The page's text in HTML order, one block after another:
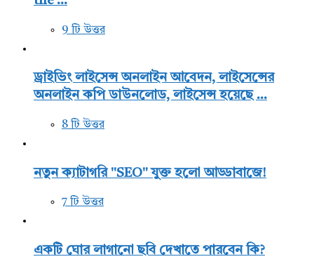
9 টি উত্তর
ড্রাইভিং লাইসেন্স অনলাইন আবেদন, লাইসেন্সের
অনলাইন কপি ডাউনলোড, লাইসেন্স হয়েছে ...
8 টি উত্তর
নতুন ক্যাটাগরি "SEO" যুক্ত হলো আড্ডাবাজে!
7 টি উত্তর
একটি ঘোর লাগানো ছবি দেখাতে পারবেন কি?